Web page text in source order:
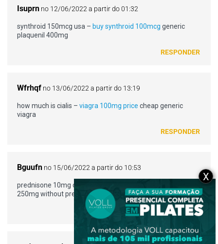
Isuprn no 12/06/2022 a partir do 01:32
synthroid 150mcg usa – buy synthroid 100mcg generic
plaquenil 400mg
RESPONDER
Wfrhqf no 13/06/2022 a partir do 13:19
how much is cialis – viagra 100mg price cheap generic
viagra
RESPONDER
Bguufn no 15/06/2022 a partir do 10:53
prednisone 10mg canada –
250mg without prescription
RESPONDER
X